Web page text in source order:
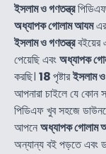
ইসলাম ও গণতন্ত্র
অধ্যাপক গোলাম আযমএর
ইসলাম ও গণতন্ত্রবইয়ের
পেয়েছি এবংঅধ্যাপক
করছি। 18পৃষ্টারইসলাম
আপনারা চাইলে যে কোন
পিডিএফ খুব সহজে
আপনেঅধ্যাপক গোলাম
অন্যান্য বই পড়তে এবং